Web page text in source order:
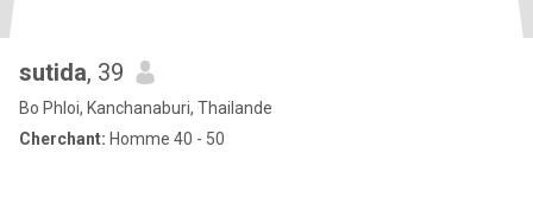
sutida, 39
Bo Phloi, Kanchanaburi, Thailande
Cherchant: Homme 40 - 50